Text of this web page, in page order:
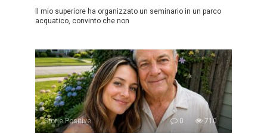
Il mio superiore ha organizzato un seminario in un parco
acquatico, convinto che non
Storie Positive 0 710